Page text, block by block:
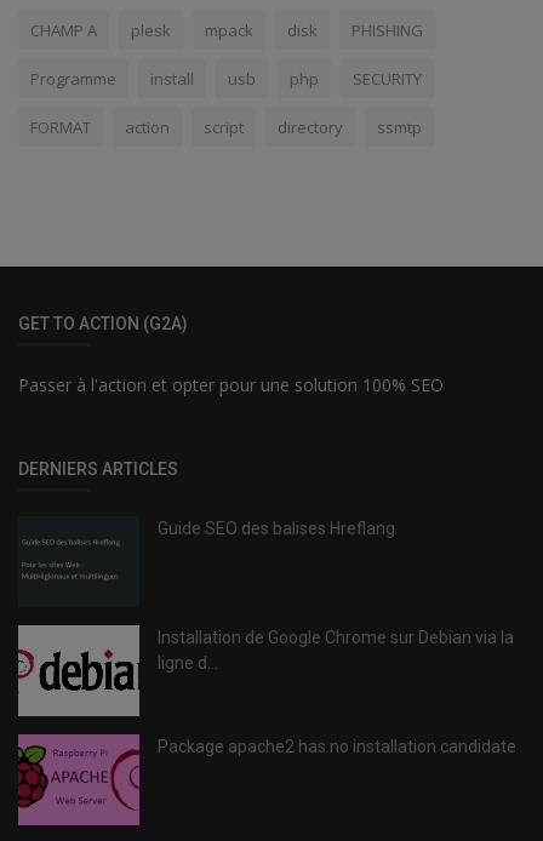
CHAMP A plesk mpack disk PHISHING
Programme install usb php SECURITY
FORMAT action script directory ssmtp
GET TO ACTION (G2A)
Passer à l'action et opter pour une solution 100% SEO
DERNIERS ARTICLES
Guide SEO des balises Hreflang
Installation de Google Chrome sur Debian via la
ligne d...
Package apache2 has no installation candidate